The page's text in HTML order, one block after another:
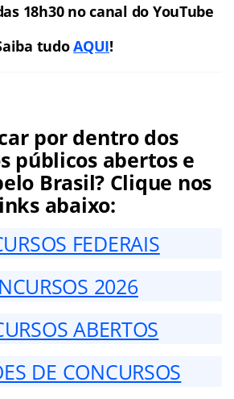
18h30 no canal do YouTube
tudoAQUI!
por dentro dos
públicos abertos e
Brasil? Clique nos
abaixo:
FEDERAIS
2026
ABERTOS
DE CONCURSOS